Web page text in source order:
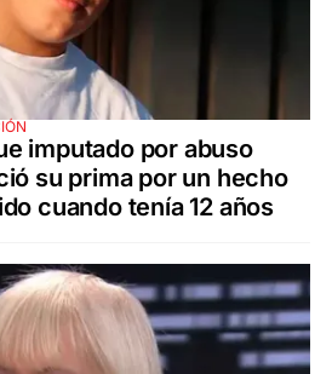
imputado por abuso
su prima por un hecho
cuando tenía 12 años